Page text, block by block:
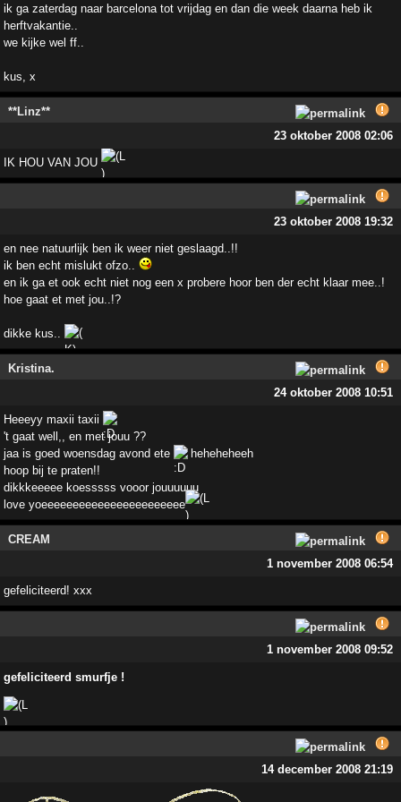
ik ga zaterdag naar barcelona tot vrijdag en dan die week daarna heb ik
herftvakantie..
we kijke wel ff..
kus, x
**Linz**
23 oktober 2008 02:06
IK HOU VAN JOU
23 oktober 2008 19:32
en nee natuurlijk ben ik weer niet geslaagd..!!
ik ben echt mislukt ofzo..
en ik ga et ook echt niet nog een x probere hoor ben der echt klaar mee..!
hoe gaat et met jou..!?
dikke kus..
Kristina.
24 oktober 2008 10:51
Heeeyy maxii taxii
't gaat well,, en met jouu ??
jaa is goed woensdag avond ete
heheheheeh
hoop bij te praten!!
dikkkeeeee koesssss vooor jouuuuuu
love yoeeeeeeeeeeeeeeeeeeeeeee
CREAM
1 november 2008 06:54
gefeliciteerd! xxx
1 november 2008 09:52
gefeliciteerd smurfje !
14 december 2008 21:19